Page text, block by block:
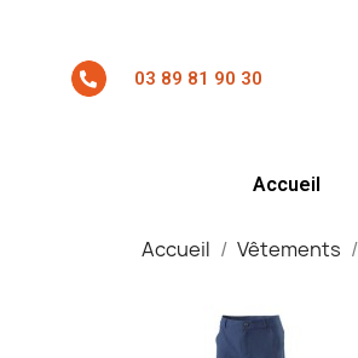
03 89 81 90 30
Accueil
Accueil Vêtements